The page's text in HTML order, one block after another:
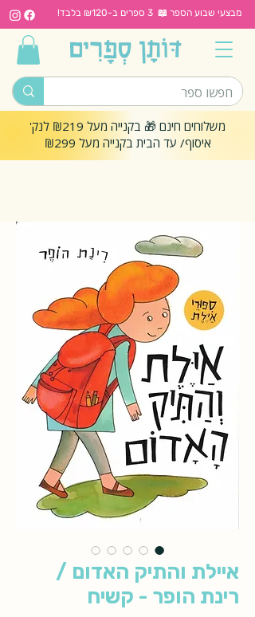
מבצעי שבוע הספר 📖 3 ספרים ב-₪120 בלבד!
משלוחים חינם 🎁 בקנייה מעל ₪219 לנק'
איסוף/ עד הבית בקנייה מעל ₪299
איילת והתיק האדום /
רינת הופר - קשיח